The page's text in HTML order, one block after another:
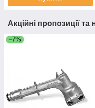
Акційні пропозиції та
–7%